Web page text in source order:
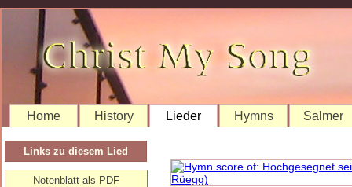
Home History Lieder Hymns Salmer
Links zu diesem Lied
Notenblatt als PDF